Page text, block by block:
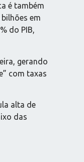
é também
em
do PIB,
gerando
com taxas
alta de
das